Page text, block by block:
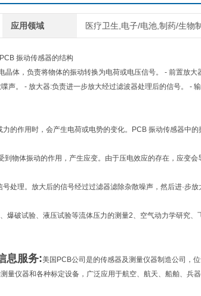
应用领域 医疗卫生,电子/电池,制药/生物
PCB 振动传感器的结构
体，负责将物体的振动转换为电荷或电压信号。 - 前置放大
声。 - 放大器:负责进一步放大经过滤波器处理后的信号。 -
的作用时，会产生电荷或电势的变化。PCB 振动传感器中
物体振动的作用，产生应变。由于压电效应的存在，应变会
处理。放大后的信号经过过滤器滤除杂散噪声，然后进·步放
爆破试验、液压试验等流体压力的测量2、空气动力学研究、
息服务:美国PCB公司是的传感器及测量仪器制造公司，
量仪器和各种标定设备，广泛应用于航空、航天、船舶、兵